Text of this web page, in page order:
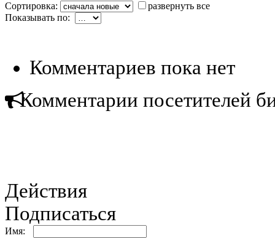
Сортировка:
развернуть все
Показывать по:
Комментариев пока нет
Комментарии посетителей
Действия
Подписаться
Имя: